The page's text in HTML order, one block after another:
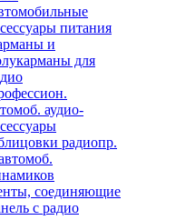
питания
и
для
аудио-
радиопр.
соединяющие
с радио